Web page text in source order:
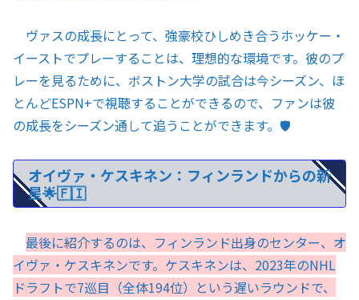
ヴァスの成長にとって、強豪校ひしめき合うホッケー・
イーストでプレーすることは、理想的な環境です。彼のプ
レーを見るために、ボストン大学の試合は今シーズン、ほ
とんどESPN+で視聴することができるので、ファンは彼
の成長をシーズン通して追うことができます。🛡️
オイヴァ・ケスキネン：フィンランドからの新
星🌟🇫🇮
最後に紹介するのは、フィンランド出身のセンター、オ
イヴァ・ケスキネンです。ケスキネンは、2023年のNHL
ドラフトで7巡目（全体194位）という遅いラウンドで、